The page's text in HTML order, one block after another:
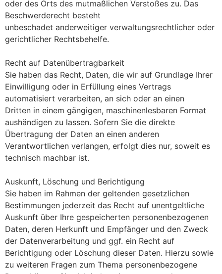
oder des Orts des mutmaßlichen Verstoßes zu. Das
Beschwerderecht besteht
unbeschadet anderweitiger verwaltungsrechtlicher oder
gerichtlicher Rechtsbehelfe.
Recht auf Datenübertragbarkeit
Sie haben das Recht, Daten, die wir auf Grundlage Ihrer
Einwilligung oder in Erfüllung eines Vertrags
automatisiert verarbeiten, an sich oder an einen
Dritten in einem gängigen, maschinenlesbaren Format
aushändigen zu lassen. Sofern Sie die direkte
Übertragung der Daten an einen anderen
Verantwortlichen verlangen, erfolgt dies nur, soweit es
technisch machbar ist.
Auskunft, Löschung und Berichtigung
Sie haben im Rahmen der geltenden gesetzlichen
Bestimmungen jederzeit das Recht auf unentgeltliche
Auskunft über Ihre gespeicherten personenbezogenen
Daten, deren Herkunft und Empfänger und den Zweck
der Datenverarbeitung und ggf. ein Recht auf
Berichtigung oder Löschung dieser Daten. Hierzu sowie
zu weiteren Fragen zum Thema personenbezogene